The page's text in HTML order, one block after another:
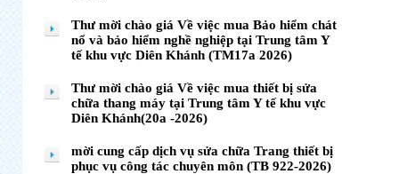
Thư mời chào giá Về việc mua Bảo hiểm chát
nổ và bảo hiểm nghề nghiệp tại Trung tâm Y
tế khu vực Diên Khánh (TM17a 2026)
Thư mời chào giá Về việc mua thiết bị sửa
chữa thang máy tại Trung tâm Y tế khu vực
Diên Khánh(20a -2026)
mời cung cấp dịch vụ sửa chữa Trang thiết bị
phục vụ công tác chuyên môn (TB 922-2026)